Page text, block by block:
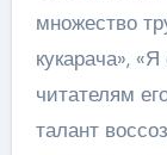
множество
кукарача»,
читателям
талант